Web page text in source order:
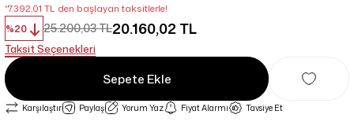
*7.392,01 TL den başlayan taksitlerle!
%20
25.200,03 TL20.160,02 TL
Taksit Seçenekleri
Sepete Ekle
Karşılaştır Paylaş Yorum Yaz Fiyat Alarmı Tavsiye Et